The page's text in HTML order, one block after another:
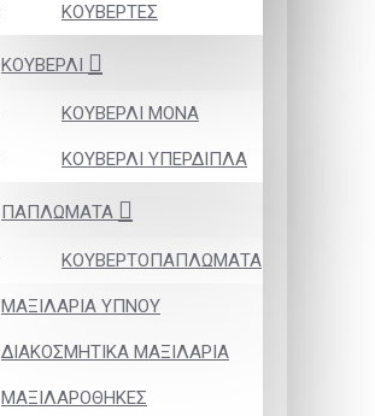
ΚΟΥΒΕΡΤΕΣ
ΚΟΥΒΕΡΛΙ
ΚΟΥΒΕΡΛΙ ΜΟΝΑ
ΚΟΥΒΕΡΛΙ ΥΠΕΡΔΙΠΛΑ
ΠΑΠΛΩΜΑΤΑ
ΚΟΥΒΕΡΤΟΠΑΠΛΩΜΑΤΑ
ΜΑΞΙΛΑΡΙΑ ΥΠΝΟΥ
ΔΙΑΚΟΣΜΗΤΙΚΑ ΜΑΞΙΛΑΡΙΑ
ΜΑΞΙΛΑΡΟΘΗΚΕΣ